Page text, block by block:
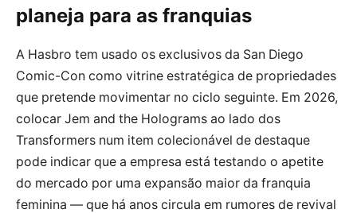
planeja para as franquias
A Hasbro tem usado os exclusivos da San Diego
Comic-Con como vitrine estratégica de propriedades
que pretende movimentar no ciclo seguinte. Em 2026,
colocar Jem and the Holograms ao lado dos
Transformers num item colecionável de destaque
pode indicar que a empresa está testando o apetite
do mercado por uma expansão maior da franquia
feminina — que há anos circula em rumores de revival